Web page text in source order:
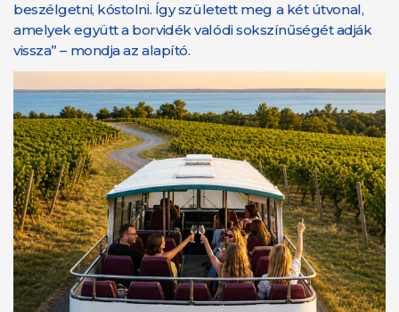
beszélgetni, kóstolni. Így született meg a két útvonal,
amelyek együtt a borvidék valódi sokszínűségét adják
vissza” – mondja az alapító.